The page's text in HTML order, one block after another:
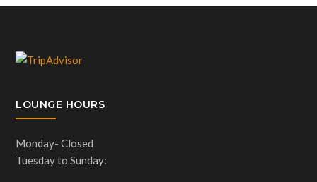
LOUNGE HOURS
Monday- Closed
Tuesday to Sunday: